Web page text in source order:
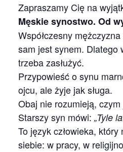
Zapraszamy Cię na
Męskie synostwo. Od
Współczesny
sam jest synem. Dlatego
trzeba zasłużyć.
Przypowieść o synu
ojcu, ale żyje jak sługa.
Obaj nie rozumieją,
Starszy syn mówi: „Tyle
To język człowieka,
siebie: w pracy, w